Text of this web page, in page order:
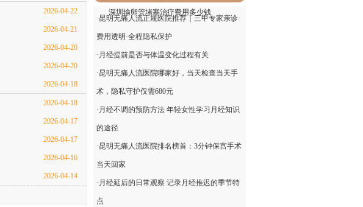
2026-04-22
2026-04-21
2026-04-20
2026-04-20
2026-04-18
2026-04-18
2026-04-17
2026-04-17
2026-04-16
2026-04-14
深圳输卵管堵塞治疗费用多少钱
·昆明无痛人流正规医院推荐｜三甲专家亲诊·
费用透明·全程隐私保护
· 月经提前是否与体温变化过程有关
·昆明无痛人流医院哪家好，当天检查当天手
术，隐私守护仅需680元
· 月经不调的预防方法 年轻女性学习月经知识
的途径
·昆明无痛人流医院排名榜首：3分钟保宫手术
当天回家
· 月经延后的日常观察 记录月经推迟的季节特
点